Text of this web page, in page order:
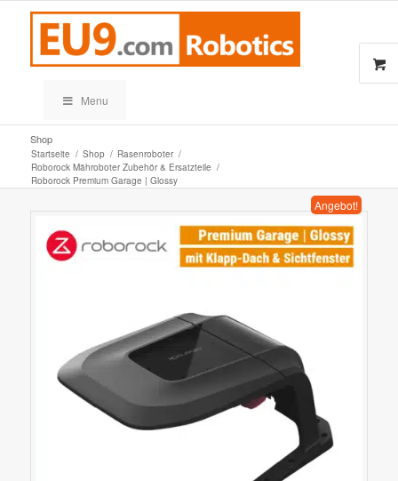
Menu
Shop
Startseite / Shop / Rasenroboter /
Roborock Mähroboter Zubehör & Ersatzteile /
Roborock Premium Garage | Glossy
Angebot!